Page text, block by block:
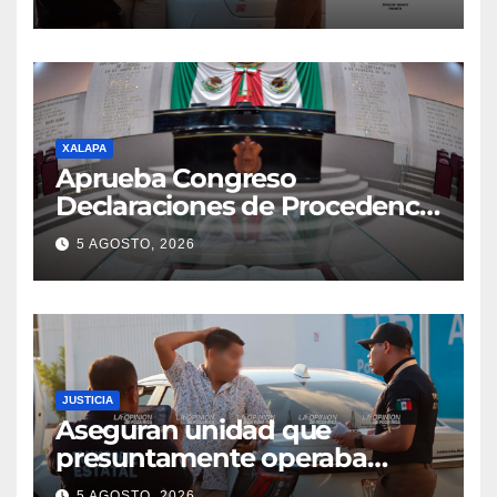
XALAPA
Aprueba Congreso
Declaraciones de Procedencia
en contra de dos munícipes
5 AGOSTO, 2026
JUSTICIA
Aseguran unidad que
presuntamente operaba
mediante aplicación digital en